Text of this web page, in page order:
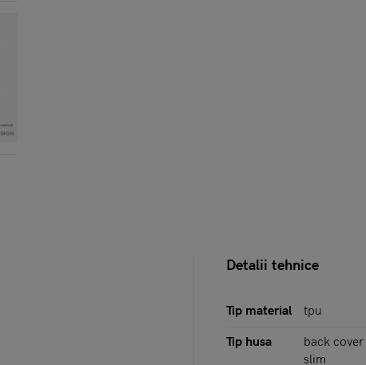
Detalii tehnice
Tip material tpu
Tip husa
back cover
slim